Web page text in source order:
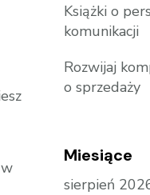
Książki o
komunikacji
Rozwijaj
o sprzedaży
Miesiące
sierpień